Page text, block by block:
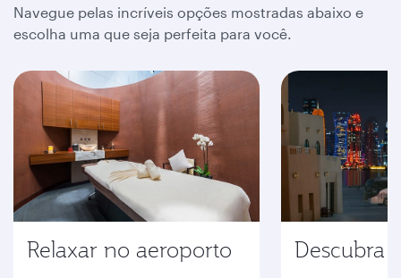
Navegue pelas incríveis opções mostradas abaixo e
escolha uma que seja perfeita para você.
Relaxar no aeroporto Descubra